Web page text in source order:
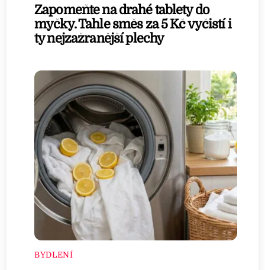
Zapomeňte na drahé tablety do
myčky. Tahle směs za 5 Kč vyčistí i
ty nejzažranější plechy
BYDLENÍ